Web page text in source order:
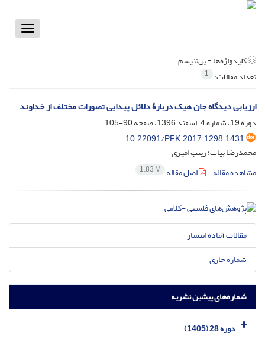
Toggle
کلیدواژه‌ها =پن‌تئیسم‌‌
تعداد مقالات: 1
ارزیابی دیدگاه جان هیک دربارۀ دلائل پیدایی تصورات مختلف از خداوند
دوره 19، شماره 4، اسفند 1396، صفحه
90-105
10.22091/PFK.2017.1298.1431
محمدرضا بیات؛ زینب امیری
مشاهده مقاله
اصل مقاله 1.83 M
مقالات آماده انتشار
شماره جاری
شماره‌های پیشین نشریه
دوره 28 (1405)